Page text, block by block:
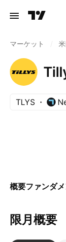
マーケット
TLYS
概要ファンダ
限月概要